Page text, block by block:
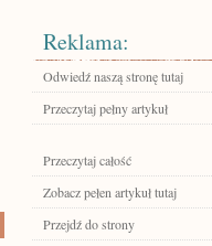
Reklama:
Odwiedź naszą stronę tutaj
Przeczytaj pełny artykuł
Przeczytaj całość
Zobacz pełen artykuł tutaj
Przejdź do strony